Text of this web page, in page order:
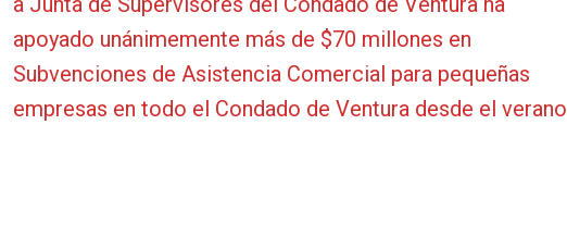
apoyado unánimemente más de $70 millones en
Subvenciones de Asistencia Comercial para pequeñas
empresas en todo el Condado de Ventura desde el verano